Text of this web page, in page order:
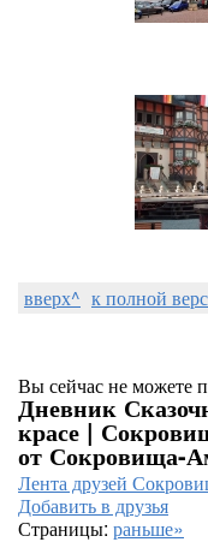
вверх^ к полной
Вы сейчас не можете
Дневник
красе |
от Сокровища-
Лента друзей
Добавить в друзья
Страницы: раньше»